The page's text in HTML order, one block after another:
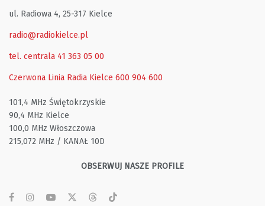
ul. Radiowa 4, 25-317 Kielce
radio@radiokielce.pl
tel. centrala 41 363 05 00
Czerwona Linia Radia Kielce 600 904 600
101,4 MHz Świętokrzyskie
90,4 MHz Kielce
100,0 MHz Włoszczowa
215,072 MHz / KANAŁ 10D
OBSERWUJ NASZE PROFILE